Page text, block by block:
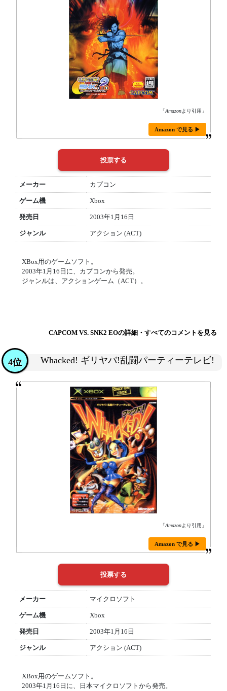
「Amazonより引用」
Amazon で見る ▶
メーカー カプコン
ゲーム機 Xbox
発売日 2003年1月16日
ジャンル アクション (ACT)
XBox用のゲームソフト。
2003年1月16日に、カプコンから発売。
ジャンルは、アクションゲーム（ACT）。
CAPCOM VS. SNK2 EOの詳細・すべてのコメントを見る
Whacked! ギリヤバ!乱闘パーティーテレビ!
4位
「Amazonより引用」
Amazon で見る ▶
メーカー マイクロソフト
ゲーム機 Xbox
発売日 2003年1月16日
ジャンル アクション (ACT)
XBox用のゲームソフト。
2003年1月16日に、日本マイクロソフトから発売。